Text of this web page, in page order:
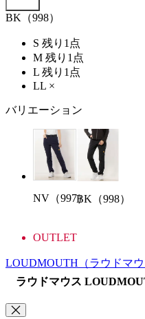
BK（998）
S 残り1点
M 残り1点
L 残り1点
LL ×
バリエーション
NV（997）BK（998）
OUTLET
LOUDMOUTH （ラウドマウ
ラウドマウス